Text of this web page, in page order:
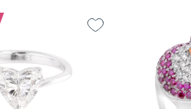
3.31
золото 750 пробы
Размер
Вес (г)
Материал